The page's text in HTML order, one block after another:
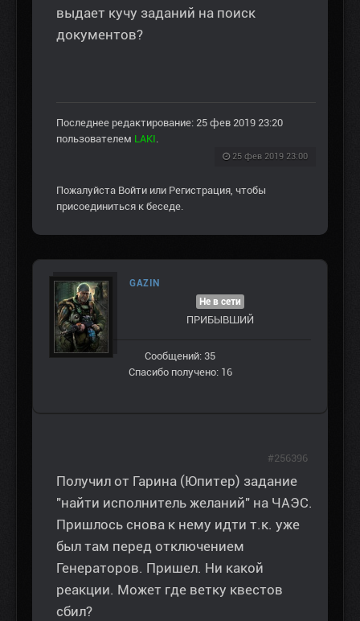
выдает кучу заданий на поиск
документов?
Последнее редактирование: 25 фев 2019 23:20
пользователем LAKI
25 фев 2019 23:00
Пожалуйста Войти или Регистрация , чтобы
присоединиться к беседе.
GAZIN
Не в сети
ПРИБЫВШИЙ
Сообщений: 35
Спасибо получено: 16
Получил от Гарина (Юпитер) задание
"найти исполнитель желаний" на ЧАЭС.
Пришлось снова к нему идти т.к. уже
был там перед отключением
Генераторов. Пришел. Ни какой
реакции. Может где ветку квестов
сбил?
#256396